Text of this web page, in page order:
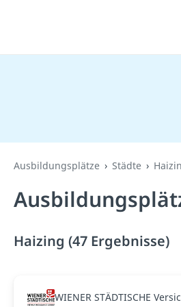
Ausbildungsplätze Städte
Haizing (47 Ergebnisse)
WIENER STÄDTISCHE